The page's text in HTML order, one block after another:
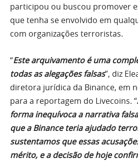
participou ou buscou promover
que tenha se envolvido em
com organizações terroristas.
“Este arquivamento é uma
todas as alegações falsas”, diz
diretora jurídica da Binance, em
para a reportagem do Livecoins. “
forma inequívoca a narrativa
que a Binance teria ajudado
sustentamos que essas
mérito, e a decisão de hoje